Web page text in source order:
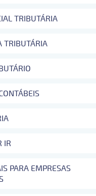
TRIBUTÁRIA
TRIBUTÁRIA
IR
PARA EMPRESAS